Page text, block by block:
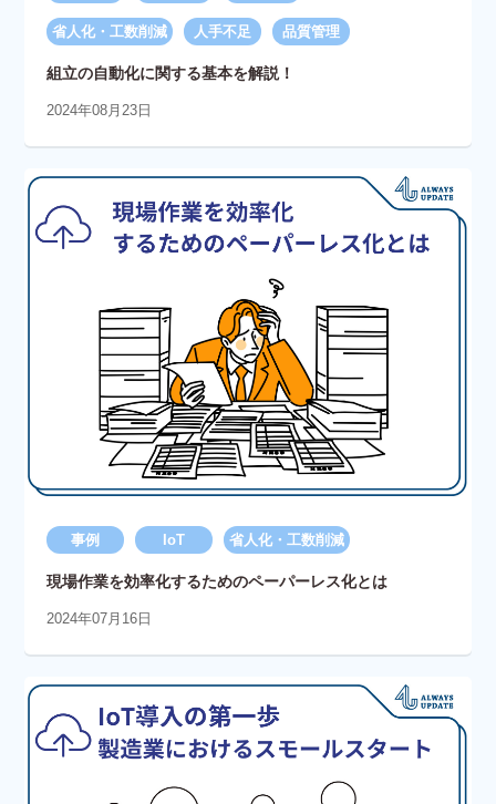
省人化・工数削減 人手不足 品質管理
組立の自動化に関する基本を解説！
2024年08月23日
事例 IoT 省人化・工数削減
現場作業を効率化するためのペーパーレス化とは
2024年07月16日